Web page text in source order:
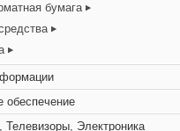
бумага
обеспечение
Электроника